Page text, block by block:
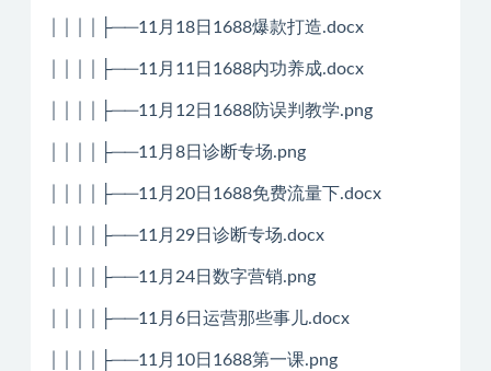
││││├──11月18日1688爆款打造.docx
││││├──11月11日1688内功养成.docx
││││├──11月12日1688防误判教学.png
││││├──11月8日诊断专场.png
││││├──11月20日1688免费流量下.docx
││││├──11月29日诊断专场.docx
││││├──11月24日数字营销.png
││││├──11月6日运营那些事儿.docx
││││├──11月10日1688第一课.png